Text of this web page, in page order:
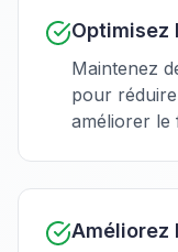
Optimisez
Maintenez
pour
améliorer le